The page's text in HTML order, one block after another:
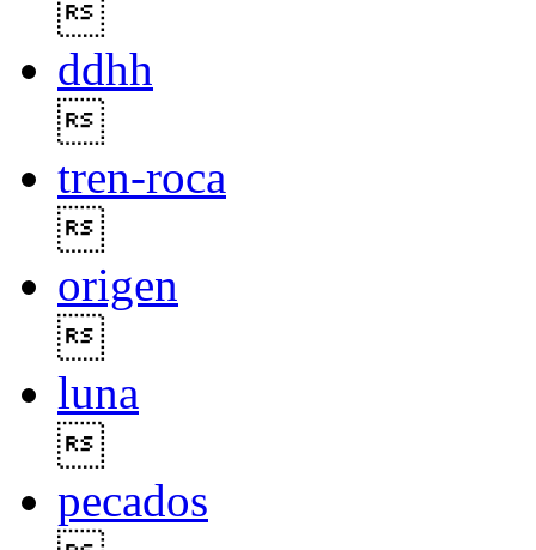
ddhh
tren-roca
origen
luna
pecados